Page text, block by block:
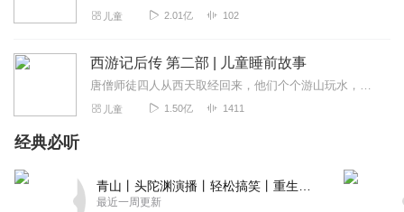
儿童 2.01亿 102
西游记后传 第二部 | 儿童睡前故事
唐僧师徒四人从西天取经回来，他们个个游山玩水，过着快活日子。尤其是孙悟空，平时在花果山经营一个儿童游乐园，跟小朋友一起玩得可高兴了。可是孙悟空发现，孩子们都对他...
儿童 1.50亿 1411
经典必听
最近一周更新